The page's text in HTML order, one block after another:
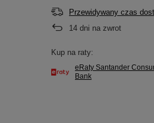
Przewidywany czas
14 dni na zwrot
Kup na raty:
eRaty Santander
Bank